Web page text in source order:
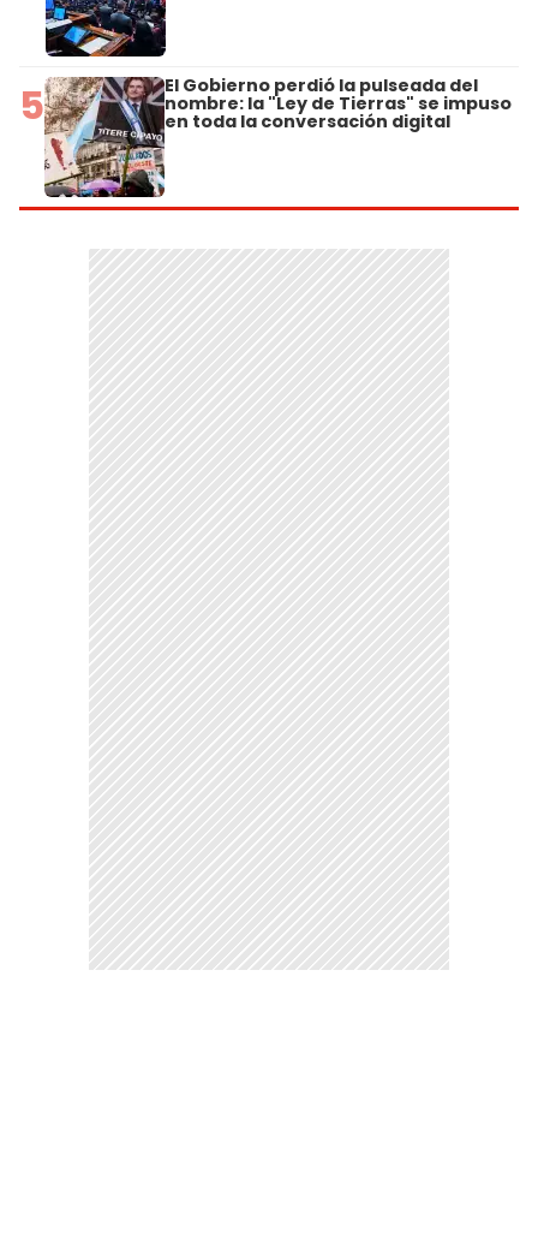
5 El Gobierno perdió la pulseada del
nombre: la "Ley de Tierras" se impuso
en toda la conversación digital